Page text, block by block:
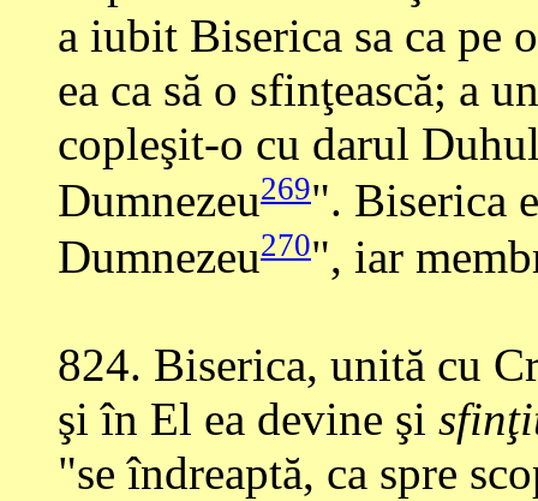
a iubit Biserica sa ca pe
ea ca să o sfinţească; a
copleşit-o cu darul
Dumnezeu269". Biserica
Dumnezeu270", iar
824. Biserica, unită cu
şi în El ea devine şi
"se îndreaptă, ca spre